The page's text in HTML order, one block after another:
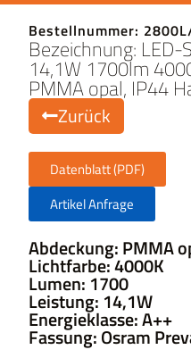
Bestellnummer:
Bezeichnung: LED-
14,1W 1700lm
PMMA opal, IP44
Zurück
Datenblatt (PDF)
Artikel Anfrage
Abdeckung: PMMA
Lichtfarbe: 4000K
Lumen: 1700
Leistung: 14,1W
Energieklasse: A++
Fassung: Osram